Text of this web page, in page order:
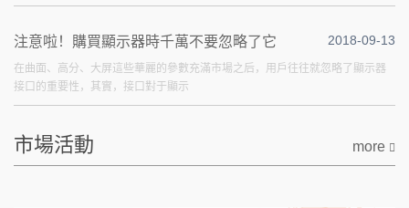
2018-09-13
注意啦！購買顯示器時千萬不要忽略了它
在曲面、高分、大屏這些華麗的參數充滿市場之后，用戶往往就忽略了顯示器
接口的重要性，其實，接口對于顯示
市場活動 more